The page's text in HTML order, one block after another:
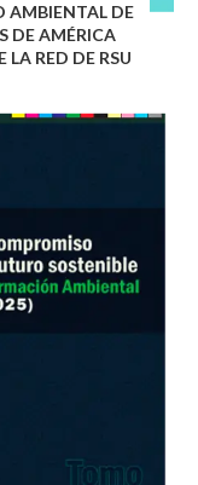
AMBIENTAL DE
DE AMÉRICA
LA RED DE RSU